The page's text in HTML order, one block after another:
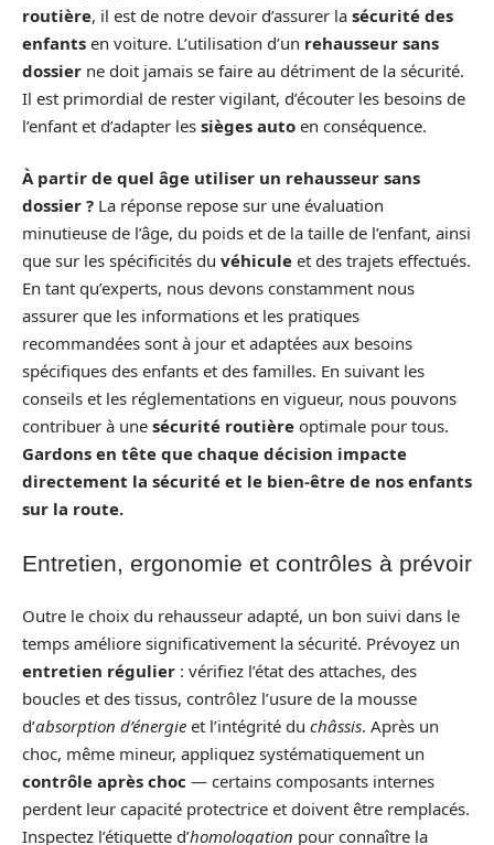
routière, il est de notre devoir d’assurer la sécurité des
enfants en voiture. L’utilisation d’un rehausseur sans
dossier ne doit jamais se faire au détriment de la sécurité.
Il est primordial de rester vigilant, d’écouter les besoins de
l’enfant et d’adapter les sièges auto en conséquence.
À partir de quel âge utiliser un rehausseur sans
dossier ? La réponse repose sur une évaluation
minutieuse de l’âge, du poids et de la taille de l’enfant, ainsi
que sur les spécificités du véhicule et des trajets effectués.
En tant qu’experts, nous devons constamment nous
assurer que les informations et les pratiques
recommandées sont à jour et adaptées aux besoins
spécifiques des enfants et des familles. En suivant les
conseils et les réglementations en vigueur, nous pouvons
contribuer à une sécurité routière optimale pour tous.
Gardons en tête que chaque décision impacte
directement la sécurité et le bien-être de nos enfants
sur la route.
Entretien, ergonomie et contrôles à prévoir
Outre le choix du rehausseur adapté, un bon suivi dans le
temps améliore significativement la sécurité. Prévoyez un
entretien régulier : vérifiez l’état des attaches, des
boucles et des tissus, contrôlez l’usure de la mousse
d’absorption d’énergie et l’intégrité du châssis. Après un
choc, même mineur, appliquez systématiquement un
contrôle après choc — certains composants internes
perdent leur capacité protectrice et doivent être remplacés.
Inspectez l’étiquette d’homologation pour connaître la